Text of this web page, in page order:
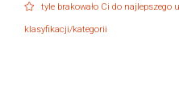
tyle brakowało Ci do najlepszego
klasyfikacji/kategorii